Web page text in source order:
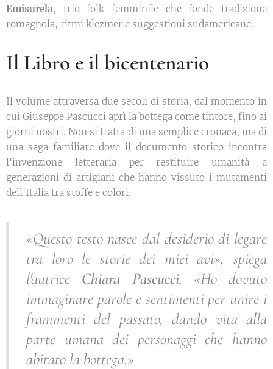
Emisurela, trio folk femminile che fonde tradizione
romagnola, ritmi klezmer e suggestioni sudamericane.
Il Libro e il bicentenario
Il volume attraversa due secoli di storia, dal momento in
cui Giuseppe Pascucci aprì la bottega come tintore, fino ai
giorni nostri. Non si tratta di una semplice cronaca, ma di
una saga familiare dove il documento storico incontra
l'invenzione letteraria per restituire umanità a
generazioni di artigiani che hanno vissuto i mutamenti
dell'Italia tra stoffe e colori.
«Questo testo nasce dal desiderio di legare
tra loro le storie dei miei avi», spiega
l'autrice Chiara Pascucci. «Ho dovuto
immaginare parole e sentimenti per unire i
frammenti del passato, dando vita alla
parte umana dei personaggi che hanno
abitato la bottega.»